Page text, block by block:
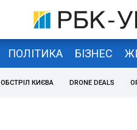
ПОЛІТИКА БІЗНЕС
ОБСТРІЛ КИЄВА DRONE DEALS